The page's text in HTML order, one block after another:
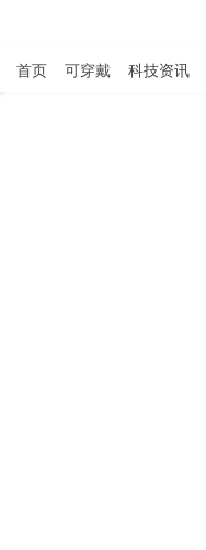
首页 可穿戴 科技资讯